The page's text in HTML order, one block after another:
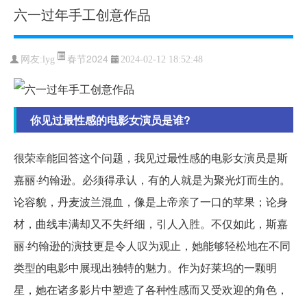
六一过年手工创意作品
网友: lyg 春节2024 2024-02-12 18:52:48
你见过最性感的电影女演员是谁?
很荣幸能回答这个问题，我见过最性感的电影女演员是斯
嘉丽·约翰逊。必须得承认，有的人就是为聚光灯而生的。
论容貌，丹麦波兰混血，像是上帝亲了一口的苹果；论身
材，曲线丰满却又不失纤细，引人入胜。不仅如此，斯嘉
丽·约翰逊的演技更是令人叹为观止，她能够轻松地在不同
类型的电影中展现出独特的魅力。作为好莱坞的一颗明
星，她在诸多影片中塑造了各种性感而又受欢迎的角色，